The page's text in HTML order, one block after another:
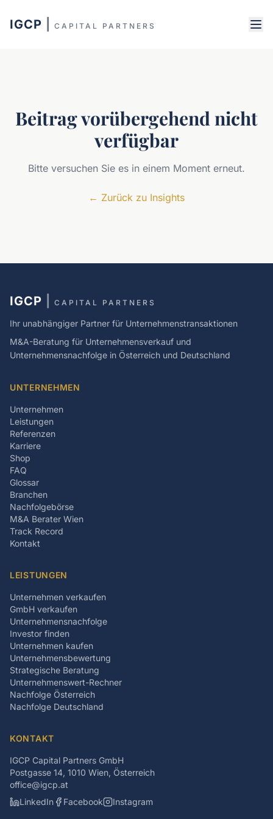
IGCP CAPITAL PARTNERS
Beitrag vorübergehend nicht
verfügbar
Bitte versuchen Sie es in einem Moment erneut.
← Zurück zu Insights
IGCP CAPITAL PARTNERS
Ihr unabhängiger Partner für Unternehmenstransaktionen
M&A-Beratung für Unternehmensverkauf und
Unternehmensnachfolge in Österreich und Deutschland
UNTERNEHMEN
Unternehmen
Leistungen
Referenzen
Karriere
Shop
FAQ
Glossar
Branchen
Nachfolgebörse
M&A Berater Wien
Track Record
Kontakt
LEISTUNGEN
Unternehmen verkaufen
GmbH verkaufen
Unternehmensnachfolge
Investor finden
Unternehmen kaufen
Unternehmensbewertung
Strategische Beratung
Unternehmenswert-Rechner
Nachfolge Österreich
Nachfolge Deutschland
KONTAKT
IGCP Capital Partners GmbH
Postgasse 14, 1010 Wien, Österreich
office@igcp.at
LinkedIn
Facebook Instagram